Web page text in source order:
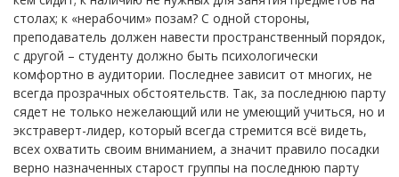
столах; к «нерабочим» позам? С одной стороны,
преподаватель должен навести пространственный порядок,
с другой – студенту должно быть психологически
комфортно в аудитории. Последнее зависит от многих, не
всегда прозрачных обстоятельств. Так, за последнюю парту
сядет не только нежелающий или не умеющий учиться, но и
экстраверт-лидер, который всегда стремится всё видеть,
всех охватить своим вниманием, а значит правило посадки
верно назначенных старост группы на последнюю парту